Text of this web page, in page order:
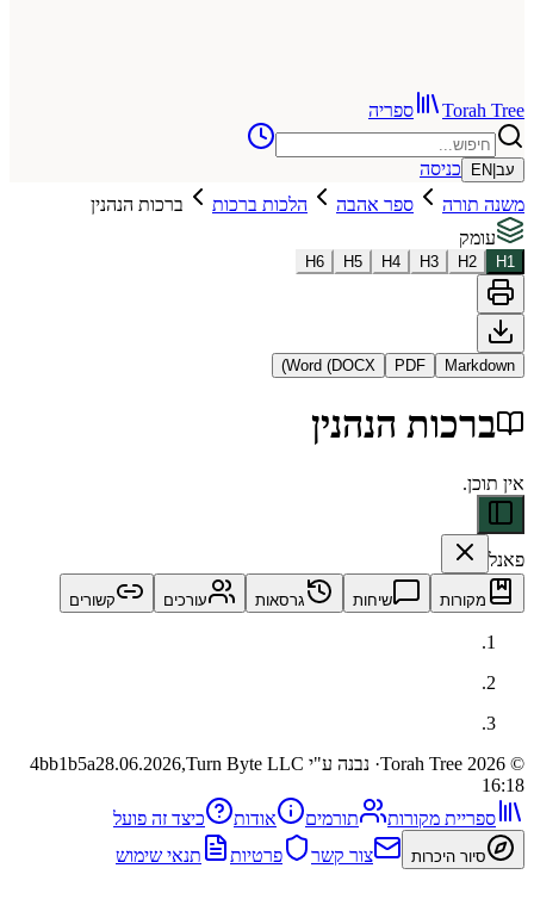
ספריה
כניסה
ספר אהבה הלכות ברכות
ברכות הנהנין
H3
H4
H5
H6
PDF
Word (DOCX)
הנהנין
שיחות גרסאות עורכים קשורים
· נבנה ע"י Turn Byte LLC 4bb1b5a28.06.2026,
מקורות תורמים אודות כיצד זה פועל
היכרות צור קשר פרטיות תנאי שימוש